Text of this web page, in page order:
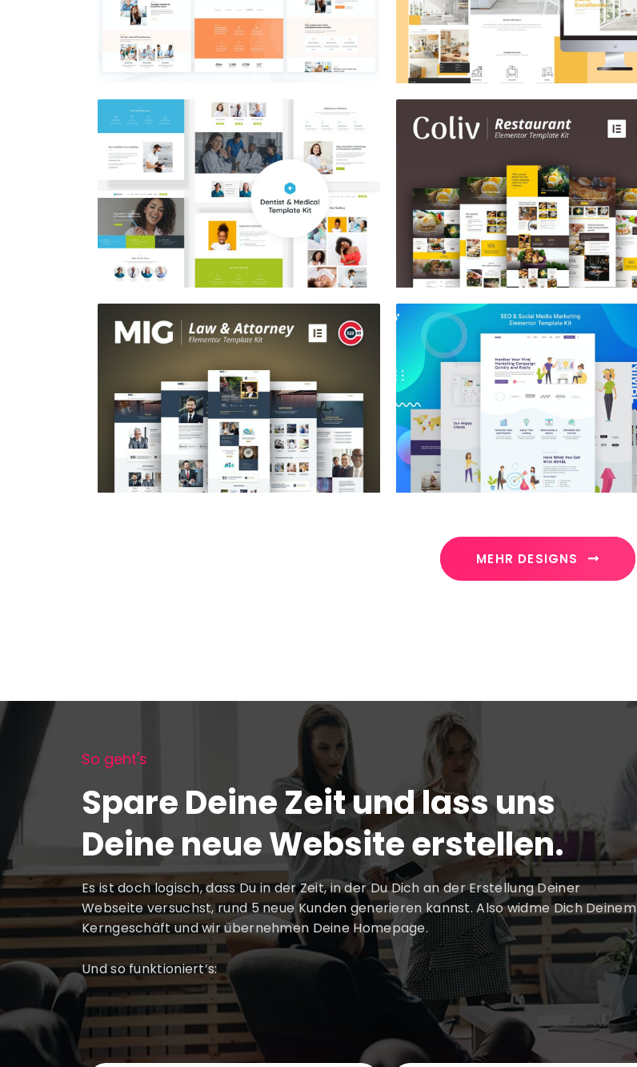
MEHR DESIGNS
So geht's
Spare Deine Zeit und lass uns
Deine neue Website erstellen.
Es ist doch logisch, dass Du in der Zeit, in der Du Dich an der Erstellung Deiner
Webseite versuchst, rund 5 neue Kunden generieren kannst. Also widme Dich Deinem
Kerngeschäft und wir übernehmen Deine Homepage.
Und so funktioniert’s: